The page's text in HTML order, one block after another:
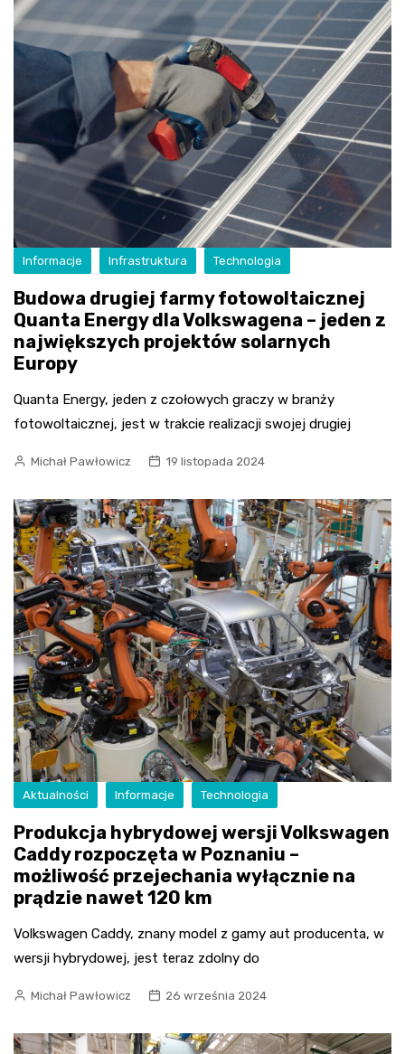
Informacje Infrastruktura Technologia
Budowa drugiej farmy fotowoltaicznej
Quanta Energy dla Volkswagena – jeden z
największych projektów solarnych
Europy
Quanta Energy, jeden z czołowych graczy w branży
fotowoltaicznej, jest w trakcie realizacji swojej drugiej
Michał Pawłowicz 19 listopada 2024
Aktualności Informacje Technologia
Produkcja hybrydowej wersji Volkswagen
Caddy rozpoczęta w Poznaniu –
możliwość przejechania wyłącznie na
prądzie nawet 120 km
Volkswagen Caddy, znany model z gamy aut producenta, w
wersji hybrydowej, jest teraz zdolny do
Michał Pawłowicz 26 września 2024